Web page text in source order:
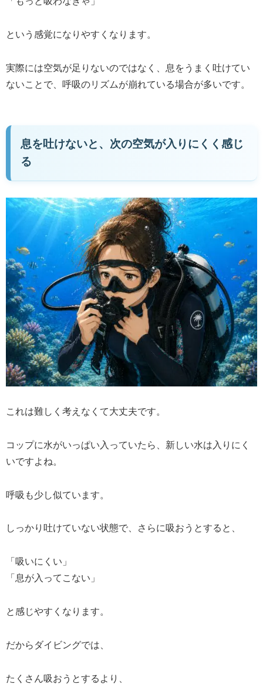
という感覚になりやすくなります。
実際には空気が足りないのではなく、息をうまく吐けてい
ないことで、呼吸のリズムが崩れている場合が多いです。
息を吐けないと、次の空気が入りにくく感じ
る
これは難しく考えなくて大丈夫です。
コップに水がいっぱい入っていたら、新しい水は入りにく
いですよね。
呼吸も少し似ています。
しっかり吐けていない状態で、さらに吸おうとすると、
「吸いにくい」
「息が入ってこない」
と感じやすくなります。
だからダイビングでは、
たくさん吸おうとするより、